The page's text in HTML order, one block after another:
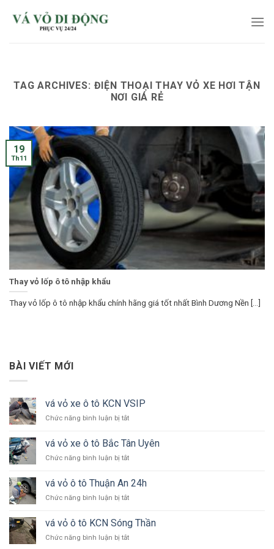
TAG ARCHIVES: ĐIỆN THOẠI THAY VỎ XE HƠI TẬN
NƠI GIÁ RẺ
Thay vỏ lốp ô tô nhập khẩu
Thay vỏ lốp ô tô nhập khẩu chính hãng giá tốt nhất Bình Dương Nền [...]
19
Th11
BÀI VIẾT MỚI
vá vỏ xe ô tô KCN VSIP
Chức năng bình luận bị tắtở
vỏ
xe
ô
KCN
vá vỏ xe ô tô Bắc Tân Uyên
Chức năng bình luận bị tắtở
vỏ
xe
ô
Bắc
Tân
Uyên
vá vỏ ô tô Thuận An 24h
Chức năng bình luận bị tắtở
ô
tô
vá vỏ ô tô KCN Sóng Thần
Chức năng bình luận bị tắtở